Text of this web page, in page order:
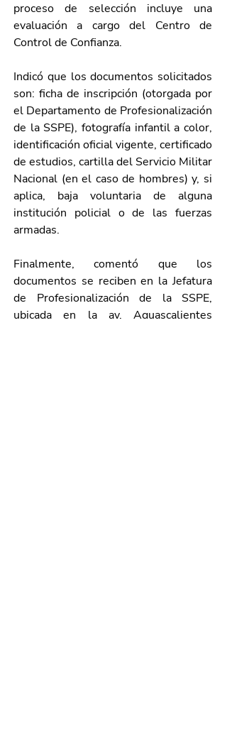
proceso de selección incluye una
evaluación a cargo del Centro de
Control de Confianza.
Indicó que los documentos solicitados
son: ficha de inscripción (otorgada por
el Departamento de Profesionalización
de la SSPE), fotografía infantil a color,
identificación oficial vigente, certificado
de estudios, cartilla del Servicio Militar
Nacional (en el caso de hombres) y, si
aplica, baja voluntaria de alguna
institución policial o de las fuerzas
armadas.
Finalmente, comentó que los
documentos se reciben en la Jefatura
de Profesionalización de la SSPE,
ubicada en la av. Aguascalientes